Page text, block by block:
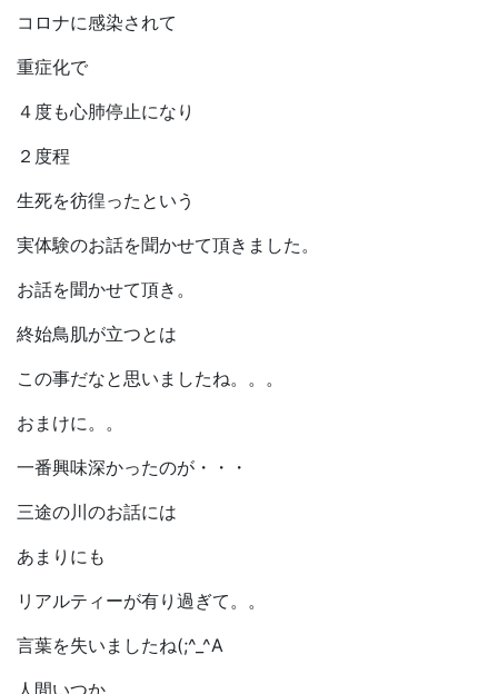
コロナに感染されて
重症化で
４度も心肺停止になり
２度程
生死を彷徨ったという
実体験のお話を聞かせて頂きました。
お話を聞かせて頂き。
終始鳥肌が立つとは
この事だなと思いましたね。。。
おまけに。。
一番興味深かったのが・・・
三途の川のお話には
あまりにも
リアルティーが有り過ぎて。。
言葉を失いましたね(;^_^A
人間いつか